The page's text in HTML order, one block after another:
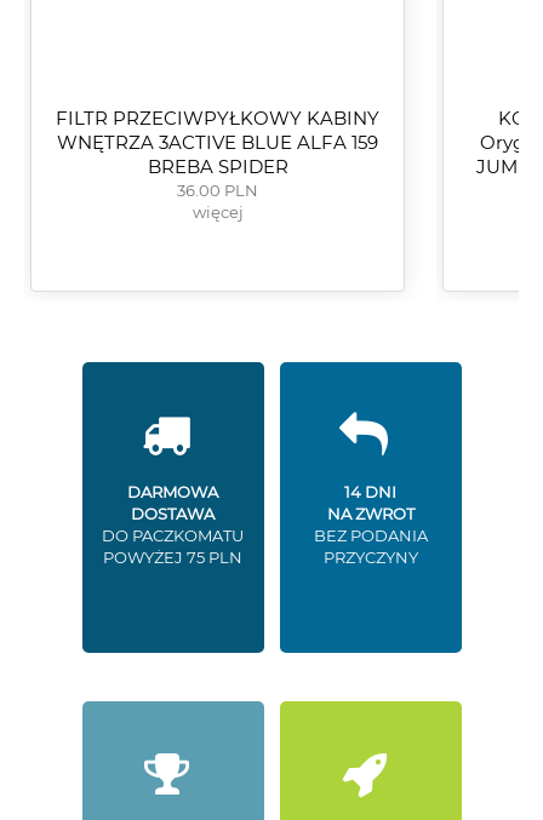
FILTR PRZECIWPYŁKOWY KABINY
WNĘTRZA 3ACTIVE BLUE ALFA 159
BREBA SPIDER
36.00 PLN
więcej
DARMOWA
DOSTAWA
DO PACZKOMATU
POWYŻEJ 75 PLN
14 DNI
NA ZWROT
BEZ PODANIA
PRZYCZYNY